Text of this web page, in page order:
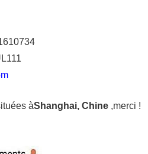
àShanghai, Chine ,merci !